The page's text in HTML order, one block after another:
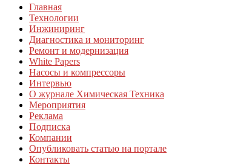
Главная
Технологии
Инжиниринг
Диагностика и мониторинг
Ремонт и модернизация
White Papers
Насосы и компрессоры
Интервью
О журнале Химическая Техника
Мероприятия
Реклама
Подписка
Компании
Опубликовать статью на портале
Контакты